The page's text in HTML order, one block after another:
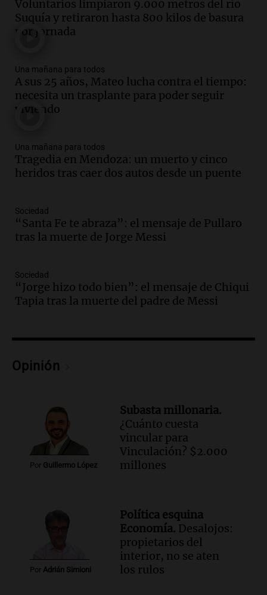
Audio.Murió Jorge Messi
Una mañana para todos
Audio.Mateo, a los 25 años, lucha
contra el tiempo: necesita un trasplante
para poder seguir viviend
Una mañana para todos
Audio.Estiman que la inflación nacional
de julio será menor al 2,9% registrado
en CABA
Audio.Altas Cumbres: rescataron a una
cabra que llevaba ocho días atrapada en
un precipicio
Episodios
Audio.Chile planteó mejorar la
conectividad fronteriza, aérea y digital
Episodios
Audio.
qué crece el consumo de alimentos con
Episodios
Audio.
Investigan un asalto millonario a
la cooperativa Talamochita en Villa
María
Tucumán: destruyeron 433 luminarias
públicas en 14 meses
Episodios
Audio.Una mujer murió cuando
Voluntarios limpiaron 9.000 metros del río
Suquía y retiraron hasta 800 kilos de basura
por jornada
Una mañana para todos
A sus 25 años, Mateo lucha contra el tiempo:
necesita un trasplante para poder seguir
viviendo
Una mañana para todos
Tragedia en Mendoza: un muerto y cinco
heridos tras caer dos autos desde un puente
Sociedad
“Santa Fe te abraza”: el mensaje de Pullaro
tras la muerte de Jorge Messi
Sociedad
“Jorge hizo todo bien”: el mensaje de Chiqui
Tapia tras la muerte del padre de Messi
Opinión
Por Guillermo López
Subasta millonaria.
¿Cuánto cuesta
vincular para
Vinculación? $2.000
millones
Por Adrián Simioni
Política esquina
Economía. Desalojos:
propietarios del
interior, no se aten
los rulos